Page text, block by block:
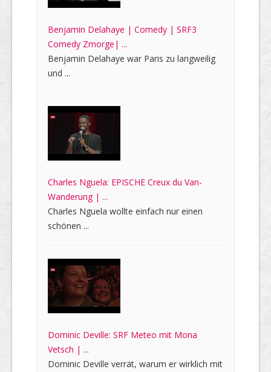
Benjamin Delahaye | Comedy | SRF3
Comedy Zmorge| ...
Benjamin Delahaye war Paris zu langweilig
und ...
Charles Nguela: EPISCHE Creux du Van-
Wanderung | ...
Charles Nguela wollte einfach nur einen
schönen ...
Dominic Deville: SRF Meteo mit Mona
Vetsch | ...
Dominic Deville verrät, warum er wirklich mit